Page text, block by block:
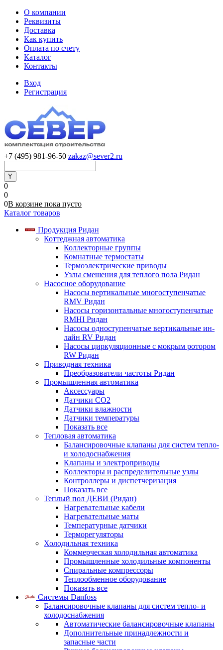
О компании
Реквизиты
Доставка
Как купить
Оплата по счету
Каталог
Контакты
Вход
Регистрация
+7 (495) 981-96-50 zakaz@sever2.ru
0
0
0В корзине пока пусто
Каталог товаров
Продукция Ридан
Коттеджная автоматика
Коллекторные группы
Комнатные термостаты
Термоэлектрические приводы
Узлы смешения для теплого пола Ридан
Насосное оборудование
Насосы вертикальные многоступенчатые
RMV Ридан
Насосы горизонтальные многоступенчатые
RMHI Ридан
Насосы одноступенчатые вертикальные ин-
лайн RV Ридан
Насосы циркуляционные с мокрым ротором
RW Ридан
Приводная техника
Преобразователи частоты Ридан
Промышленная автоматика
Аксессуары
Датчики CO2
Датчики влажности
Датчики температуры
Показать все
Тепловая автоматика
Балансировочные клапаны для систем тепло-
и холодоснабжения
Клапаны и электроприводы
Коллекторы и распределительные узлы
Контроллеры и диспетчеризация
Показать все
Теплый пол ДЕВИ (Ридан)
Нагревательные кабели
Нагревательные маты
Температурные датчики
Терморегуляторы
Холодильная техника
Коммерческая холодильная автоматика
Промышленные холодильные компоненты
Спиральные компрессоры
Теплообменное оборудование
Показать все
Системы Danfoss
Балансировочные клапаны для систем тепло- и
холодоснабжения
Автоматические балансировочные клапаны
Дополнительные принадлежности и
запасные части